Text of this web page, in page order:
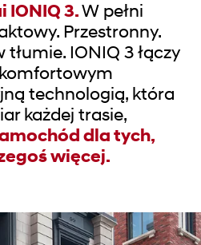
IONIQ 3.W pełni
Przestronny.
IONIQ 3 łączy
technologią, która
każdej trasie,
dla tych,
więcej.